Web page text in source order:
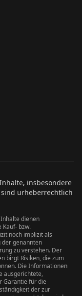
Inhalte, insbesondere
sind urheberrechtlich
dienen
bzw.
noch implizit als
der genannten
zu verstehen. Der
birgt Risiken, die zum
Die Informationen
ausgerichtete,
Garantie für die
der zur